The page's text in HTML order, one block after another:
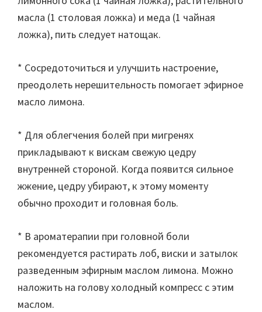
масла (1 столовая ложка) и меда (1 чайная
ложка), пить следует натощак.
* Сосредоточиться и улучшить настроение,
преодолеть нерешительность помогает эфирное
масло лимона.
* Для облегчения болей при мигренях
прикладывают к вискам свежую цедру
внутренней стороной. Когда появится сильное
жжение, цедру убирают, к этому моменту
обычно проходит и головная боль.
* В ароматерапии при головной боли
рекомендуется растирать лоб, виски и затылок
разведенным эфирным маслом лимона. Можно
наложить на голову холодный компресс с этим
маслом.